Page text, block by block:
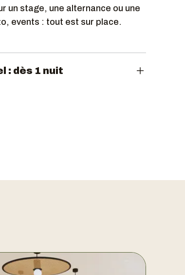
un stage, une alternance ou une
events : tout est sur place.
: dès 1 nuit